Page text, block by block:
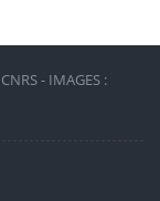
- IMAGES :